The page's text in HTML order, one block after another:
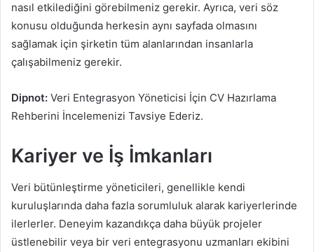
nasıl etkilediğini görebilmeniz gerekir. Ayrıca, veri söz
konusu olduğunda herkesin aynı sayfada olmasını
sağlamak için şirketin tüm alanlarından insanlarla
çalışabilmeniz gerekir.
Dipnot: Veri Entegrasyon Yöneticisi İçin CV Hazırlama
Rehberini İncelemenizi Tavsiye Ederiz.
Kariyer ve İş İmkanları
Veri bütünleştirme yöneticileri, genellikle kendi
kuruluşlarında daha fazla sorumluluk alarak kariyerlerinde
ilerlerler. Deneyim kazandıkça daha büyük projeler
üstlenebilir veya bir veri entegrasyonu uzmanları ekibini